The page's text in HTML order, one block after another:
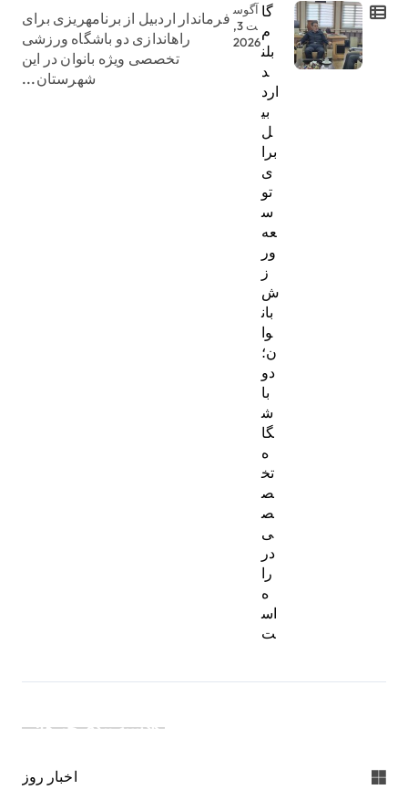
گا
م
بلن
د
ارد
بی
ل
برا
ی
تو
س
عه
ور
ز
ش
بان
وا
ن؛
دو
با
ش
گا
ه
تخ
ص
ص
ی
در
را
ه
اس
ت
آگوس
ت 3,
2026
فرماندار اردبیل از برنامهریزی برای
راهاندازی دو باشگاه ورزشی
تخصصی ویژه بانوان در این
شهرستان...
دسته بندی خبرها:
اخبار روز